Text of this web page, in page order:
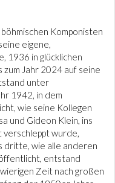
Komponisten
eigene,
1936 in glücklichen
zum Jahr 2024 auf seine
unter
1942, in dem
wie seine Kollegen
und Gideon Klein, ins
wurde,
dritte, wie alle anderen
entstand
Zeit nach großen